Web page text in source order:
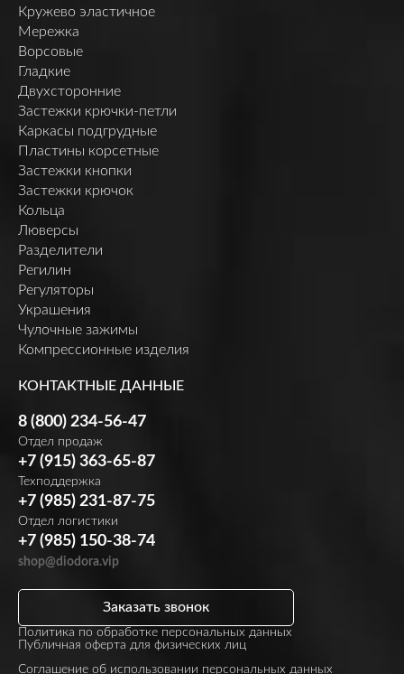
Кружево эластичное
Мережка
Ворсовые
Гладкие
Двухсторонние
Застежки крючки-петли
Каркасы подгрудные
Пластины корсетные
Застежки кнопки
Застежки крючок
Кольца
Люверсы
Разделители
Регилин
Регуляторы
Украшения
Чулочные зажимы
Компрессионные изделия
КОНТАКТНЫЕ ДАННЫЕ
8 (800) 234-56-47
Отдел продаж
+7 (915) 363-65-87
Техподдержка
+7 (985) 231-87-75
Отдел логистики
+7 (985) 150-38-74
shop@diodora.vip
Политика по обработке персональных данных
Публичная оферта для физических лиц
Заказать звонок
Соглашение об использовании персональных данных